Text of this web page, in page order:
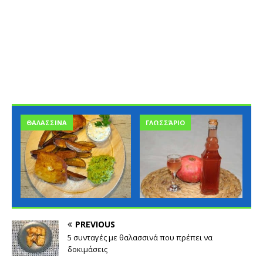
ΓΛΩΣΣΆΡΙΟ ΓΛΩΣΣΆΡΙΟ
PREVIOUS
5 συνταγές με θαλασσινά που πρέπει να
δοκιμάσεις